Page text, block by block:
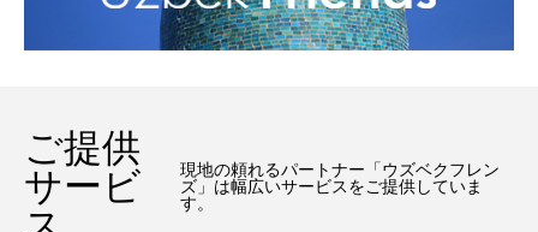
ご提供
サービ
現地の頼れるパートナー「ウズベクフレン
ズ」は幅広いサービスをご提供していま
す。